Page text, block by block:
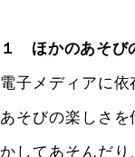
１ ほかのあそび
電子メディアに
あそびの楽しさ
かしてあそんだり